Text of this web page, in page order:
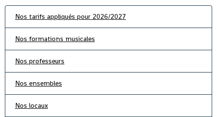
Nos tarifs appliqués pour 2026/2027
Nos formations musicales
Nos professeurs
Nos ensembles
Nos locaux